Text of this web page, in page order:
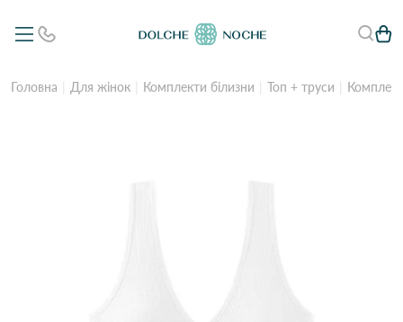
Головна Для жінок Комплекти білизни Топ + труси